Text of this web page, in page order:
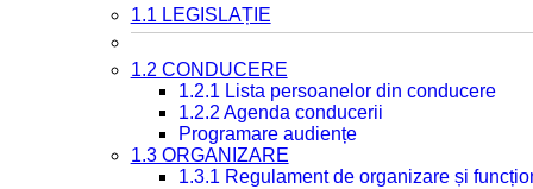
1.1 LEGISLAȚIE
1.2 CONDUCERE
1.2.1 Lista persoanelor din conducere
1.2.2 Agenda conducerii
Programare audiențe
1.3 ORGANIZARE
1.3.1 Regulament de organizare și